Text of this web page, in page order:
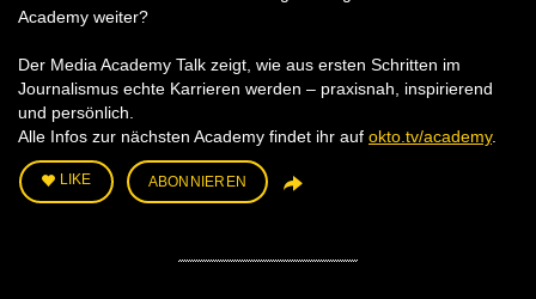
Academy weiter?
Der Media Academy Talk zeigt, wie aus ersten Schritten im
Journalismus echte Karrieren werden – praxisnah, inspirierend
und persönlich.
Alle Infos zur nächsten Academy findet ihr auf okto.tv/academy.
LIKE ABONNIEREN